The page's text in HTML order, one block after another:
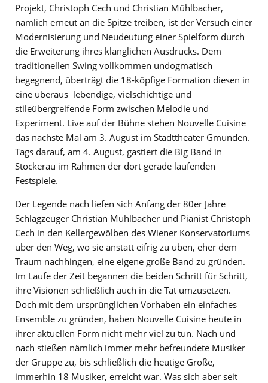
Projekt, Christoph Cech und Christian Mühlbacher,
nämlich erneut an die Spitze treiben, ist der Versuch einer
Modernisierung und Neudeutung einer Spielform durch
die Erweiterung ihres klanglichen Ausdrucks. Dem
traditionellen Swing vollkommen undogmatisch
begegnend, überträgt die 18-köpfige Formation diesen in
eine überaus lebendige, vielschichtige und
stileübergreifende Form zwischen Melodie und
Experiment. Live auf der Bühne stehen Nouvelle Cuisine
das nächste Mal am 3. August im Stadttheater Gmunden.
Tags darauf, am 4. August, gastiert die Big Band in
Stockerau im Rahmen der dort gerade laufenden
Festspiele.
Der Legende nach liefen sich Anfang der 80er Jahre
Schlagzeuger Christian Mühlbacher und Pianist Christoph
Cech in den Kellergewölben des Wiener Konservatoriums
über den Weg, wo sie anstatt eifrig zu üben, eher dem
Traum nachhingen, eine eigene große Band zu gründen.
Im Laufe der Zeit begannen die beiden Schritt für Schritt,
ihre Visionen schließlich auch in die Tat umzusetzen.
Doch mit dem ursprünglichen Vorhaben ein einfaches
Ensemble zu gründen, haben Nouvelle Cuisine heute in
ihrer aktuellen Form nicht mehr viel zu tun. Nach und
nach stießen nämlich immer mehr befreundete Musiker
der Gruppe zu, bis schließlich die heutige Größe,
immerhin 18 Musiker, erreicht war. Was sich aber seit